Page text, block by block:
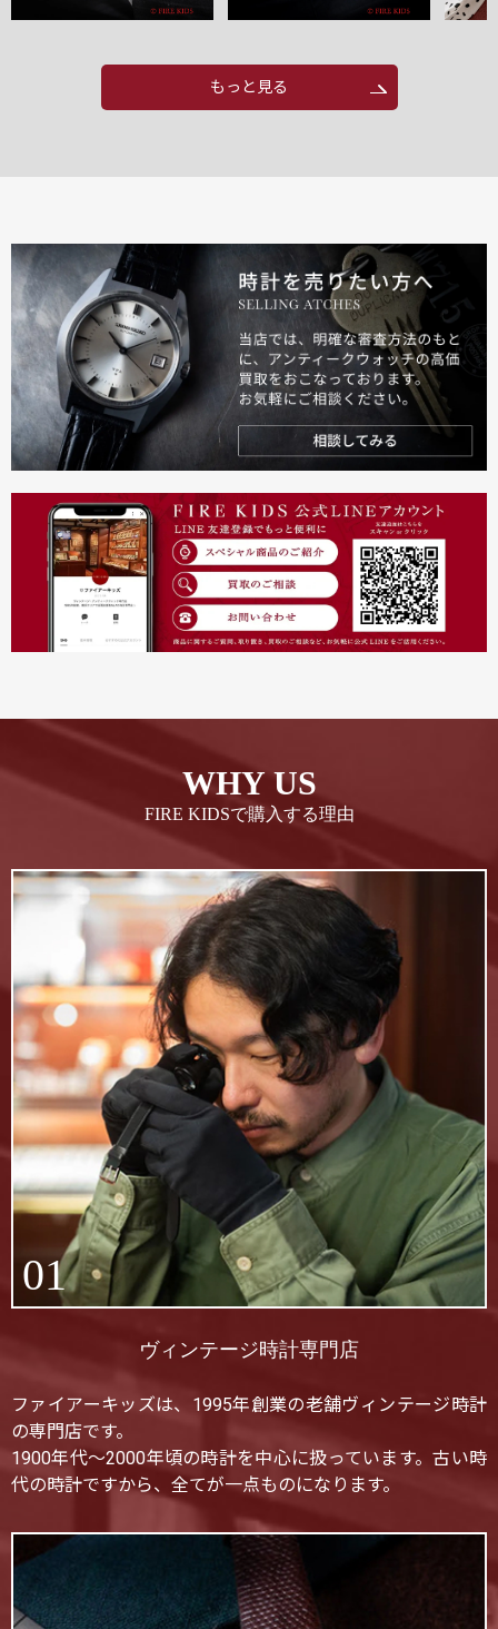
もっと見る
WHY US
FIRE KIDSで購入する理由
01
ヴィンテージ時計専門店
ファイアーキッズは、1995年創業の老舗ヴィンテージ時計
の専門店です。
1900年代〜2000年頃の時計を中心に扱っています。古い時
代の時計ですから、全てが一点ものになります。